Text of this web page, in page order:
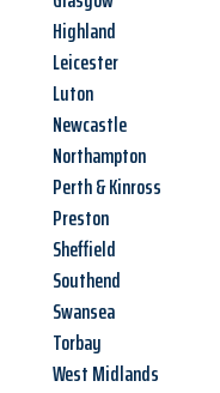
Highland
Leicester
Luton
Newcastle
Northampton
Perth & Kinross
Preston
Sheffield
Southend
Swansea
Torbay
West Midlands